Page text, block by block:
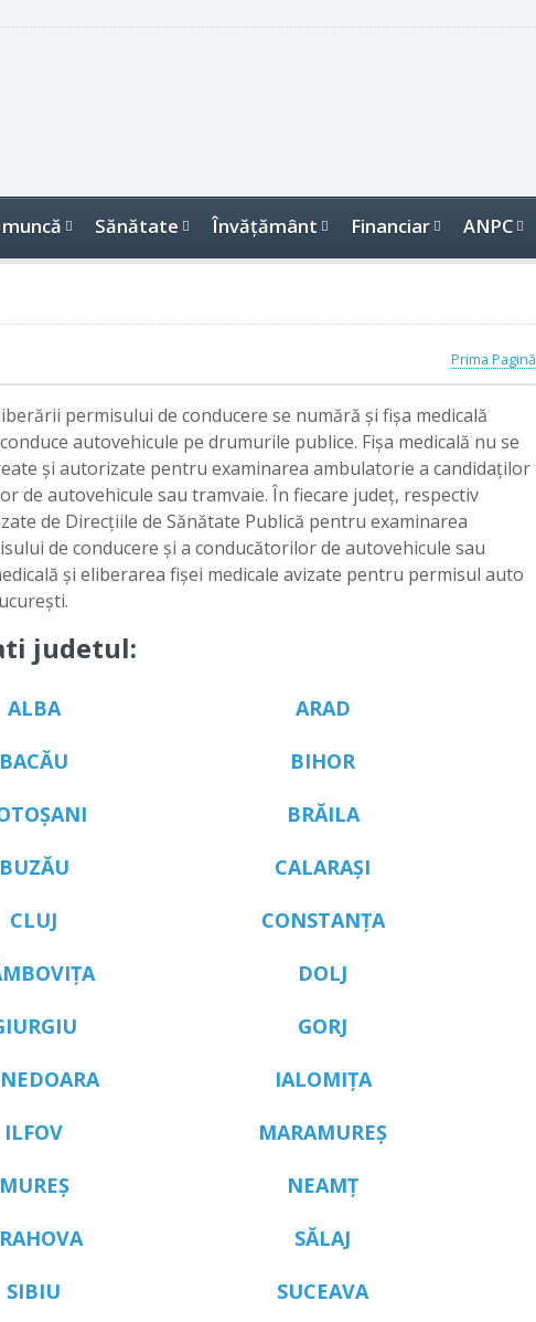
Sănătate Învăţământ Financiar ANPC
Prima Pagină
permisului de conducere se numără şi fișa medicală
autovehicule pe drumurile publice. Fişa medicală nu se
şi autorizate pentru examinarea ambulatorie a candidaţilor
de autovehicule sau tramvaie. În fiecare judeţ, respectiv
de Direcţiile de Sănătate Publică pentru examinarea
de conducere şi a conducătorilor de autovehicule sau
şi eliberarea fişei medicale avizate pentru permisul auto
judetul:
ALBA
ARAD
BACĂU
BIHOR
BRĂILA
BUZĂU
CALARAȘI
CLUJ
CONSTANȚA
DOLJ
GORJ
IALOMIȚA
ILFOV
MARAMUREȘ
MUREȘ
NEAMȚ
SĂLAJ
SIBIU
SUCEAVA